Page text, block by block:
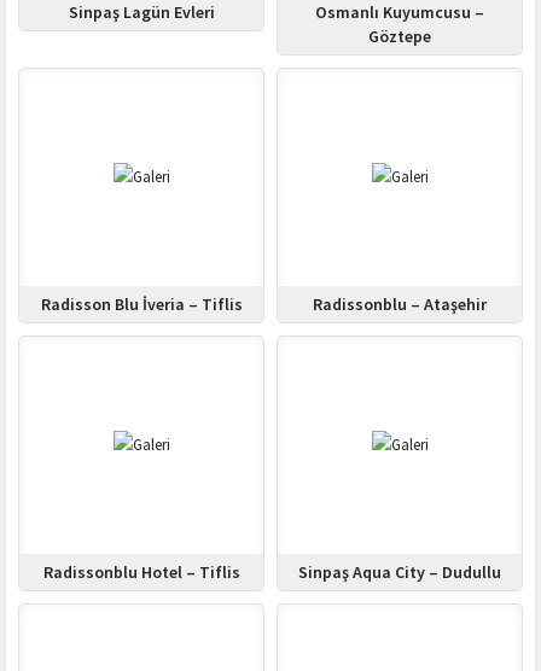
Sinpaş Lagün Evleri
Osmanlı Kuyumcusu –
Göztepe
Radisson Blu İveria – Tiflis Radissonblu – Ataşehir
Radissonblu Hotel – Tiflis Sinpaş Aqua City – Dudullu